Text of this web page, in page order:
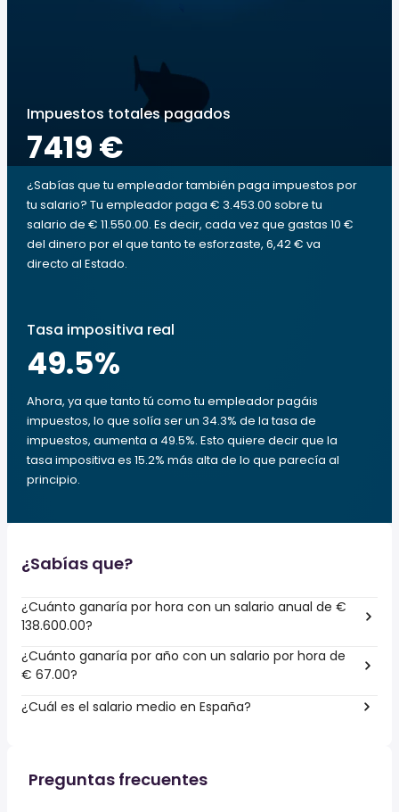
Impuestos totales pagados
7419 €
¿Sabías que tu empleador también paga impuestos por
tu salario? Tu empleador paga € 3.453.00 sobre tu
salario de € 11.550.00. Es decir, cada vez que gastas 10 €
del dinero por el que tanto te esforzaste, 6,42 € va
directo al Estado.
Tasa impositiva real
49.5%
Ahora, ya que tanto tú como tu empleador pagáis
impuestos, lo que solía ser un 34.3% de la tasa de
impuestos, aumenta a 49.5%. Esto quiere decir que la
tasa impositiva es 15.2% más alta de lo que parecía al
principio.
¿Sabías que?
¿Cuánto ganaría por hora con un salario anual de €
138.600.00?
¿Cuánto ganaría por año con un salario por hora de
€ 67.00?
¿Cuál es el salario medio en España?
Preguntas frecuentes